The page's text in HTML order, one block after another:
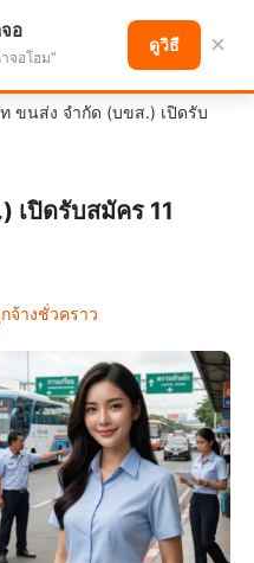
หน้า
ขนส่ง จำกัด (บขส.) เปิดรับ
เปิดรับสมัคร 11
จ้างชั่วคราว
อ
จอโฮม"
ดูวิธี ×